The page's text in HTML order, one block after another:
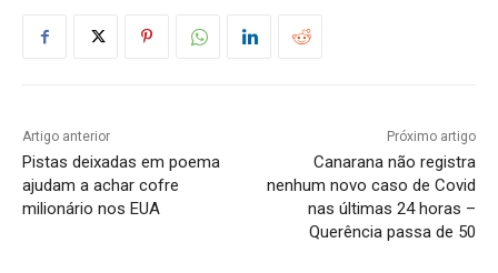
Artigo anterior
Pistas deixadas em poema
ajudam a achar cofre
milionário nos EUA
Próximo artigo
Canarana não registra
nenhum novo caso de Covid
nas últimas 24 horas –
Querência passa de 50